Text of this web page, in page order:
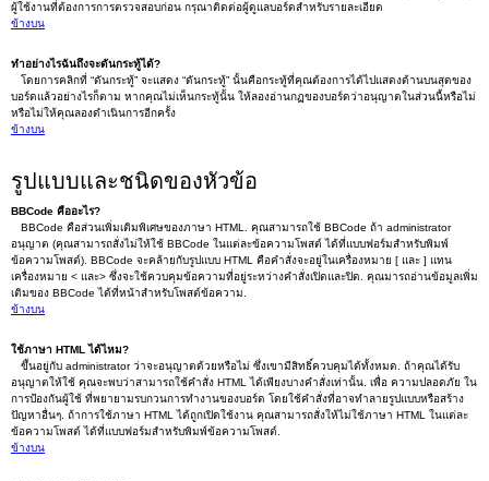
ผู้ใช้งานที่ต้องการการตรวจสอบก่อน กรุณาติดต่อผู้ดูแลบอร์ดสำหรับรายละเอียด
ข้างบน
ทำอย่างไรฉันถึงจะดันกระทู้ได้?
โดยการคลิกที่ “ดันกระทู้” จะแสดง “ดันกระทู้” นั้นคือกระทู้ที่คุณต้องการได้ไปแสดงด้านบนสุดของ
บอร์ดแล้วอย่างไรก็ตาม หากคุณไม่เห็นกระทู้นั้น ให้ลองอ่านกฏของบอร์ดว่าอนุญาตในส่วนนี้หรือไม่
หรือไม่ให้คุณลองดำเนินการอีกครั้ง
ข้างบน
รูปแบบและชนิดของหัวข้อ
BBCode คืออะไร?
BBCode คือส่วนเพิ่มเติมพิเศษของภาษา HTML. คุณสามารถใช้ BBCode ถ้า administrator
อนุญาต (คุณสามารถสั่งไม่ให้ใช้ BBCode ในแต่ละข้อความโพสต์ ได้ที่แบบฟอร์มสำหรับพิมพ์
ข้อความโพสต์). BBCode จะคล้ายกับรูปแบบ HTML คือคำสั่งจะอยู่ในเครื่องหมาย [ และ ] แทน
เครื่องหมาย < และ> ซึ่งจะใช้ควบคุมข้อความที่อยู่ระหว่างคำสั่งเปิดและปิด. คุณมารถอ่านข้อมูลเพิ่ม
เติมของ BBCode ได้ที่หน้าสำหรับโพสต์ข้อความ.
ข้างบน
ใช้ภาษา HTML ได้ไหม?
ขึ้นอยู่กับ administrator ว่าจะอนุญาตด้วยหรือไม่ ซึ่งเขามีสิทธิ์ควบคุมได้ทั้งหมด. ถ้าคุณได้รับ
อนุญาตให้ใช้ คุณจะพบว่าสามารถใช้คำสั่ง HTML ได้เพียงบางคำสั่งเท่านั้น. เพื่อ ความปลอดภัย ใน
การป้องกันผู้ใช้ ที่พยายามรบกวนการทำงานของบอร์ด โดยใช้คำสั่งที่อาจทำลายรูปแบบหรือสร้าง
ปัญหาอื่นๆ. ถ้าการใช้ภาษา HTML ได้ถูกเปิดใช้งาน คุณสามารถสั่งให้ไม่ใช้ภาษา HTML ในแต่ละ
ข้อความโพสต์ ได้ที่แบบฟอร์มสำหรับพิมพ์ข้อความโพสต์.
ข้างบน